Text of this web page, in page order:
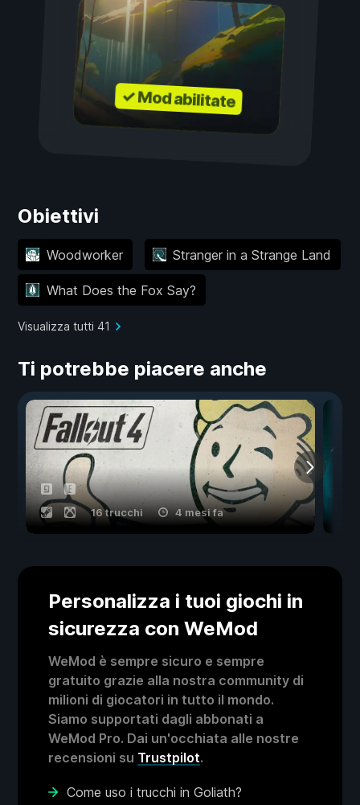
✓ Mod abilitate
Obiettivi
Woodworker Stranger in a Strange Land
What Does the Fox Say?
Visualizza tutti 41
Ti potrebbe piacere anche
16 trucchi 4 mesi fa
Personalizza i tuoi giochi in
sicurezza con WeMod
WeMod è sempre sicuro e sempre
gratuito grazie alla nostra community di
milioni di giocatori in tutto il mondo.
Siamo supportati dagli abbonati a
WeMod Pro. Dai un'occhiata alle nostre
recensioni su Trustpilot.
Come uso i trucchi in Goliath?